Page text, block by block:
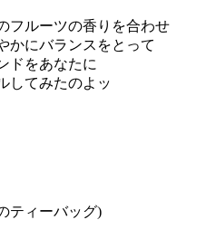
フルーツの香りを合わせ
かにバランスをとって
ドをあなたに
してみたのよッ
ティーバッグ)